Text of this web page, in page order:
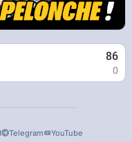
86
0
Telegram
YouTube